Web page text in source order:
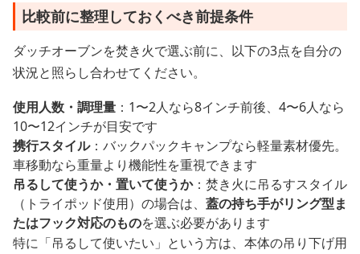
比較前に整理しておくべき前提条件
ダッチオーブンを焚き火で選ぶ前に、以下の3点を自分の
状況と照らし合わせてください。
使用人数・調理量 ：1〜2人なら8インチ前後、4〜6人なら
10〜12インチが目安です
携行スタイル：バックパックキャンプなら軽量素材優先。
車移動なら重量より機能性を重視できます
吊るして使うか・置いて使うか：焚き火に吊るすスタイル
（トライポッド使用）の場合は、 蓋の持ち手がリング型ま
たはフック対応のものを選ぶ必要があります
特に「吊るして使いたい」という方は、本体の吊り下げ用